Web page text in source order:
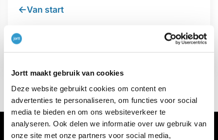
Jortt maakt gebruik van cookies
Deze website gebruikt cookies om content en
advertenties te personaliseren, om functies voor social
media te bieden en om ons websiteverkeer te
analyseren. Ook delen we informatie over uw gebruik van
onze site met onze partners voor social media,
←Van start
VPB aangifte doen→